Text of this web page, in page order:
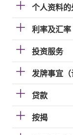
个人资料的
利率及汇率
投资服务
发牌事宜（
贷款
按揭